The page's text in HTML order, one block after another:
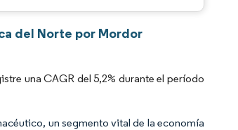
del Norte por Mordor
una CAGR del 5,2% durante el período
un segmento vital de la economía